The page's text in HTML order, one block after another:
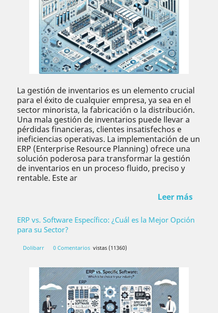
La gestión de inventarios es un elemento crucial
para el éxito de cualquier empresa, ya sea en el
sector minorista, la fabricación o la distribución.
Una mala gestión de inventarios puede llevar a
pérdidas financieras, clientes insatisfechos e
ineficiencias operativas. La implementación de un
ERP (Enterprise Resource Planning) ofrece una
solución poderosa para transformar la gestión
de inventarios en un proceso fluido, preciso y
rentable. Este ar
Leer más
ERP vs. Software Específico: ¿Cuál es la Mejor Opción
para su Sector?
Dolibarr 0 Comentarios vistas (11360)